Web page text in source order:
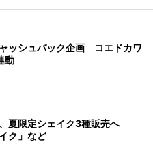
ッシュバック企画 コエドカワ
動
夏限定シェイク3種販売へ
ク」など